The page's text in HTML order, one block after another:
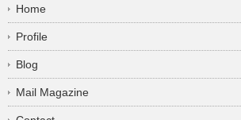
Home
Profile
Blog
Mail Magazine